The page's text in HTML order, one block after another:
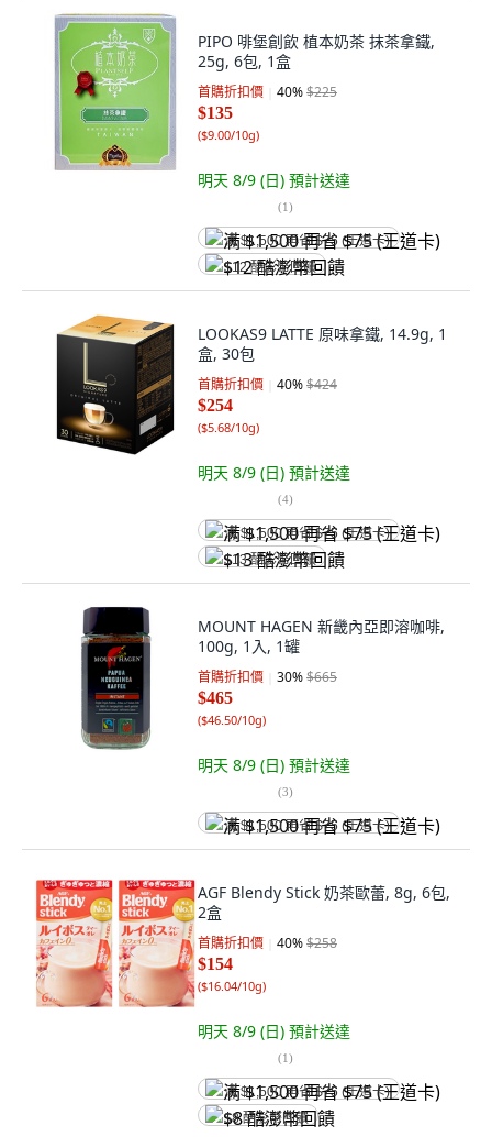
PIPO 啡堡創飲 植本奶茶 抹茶拿鐵,
25g, 6包, 1盒
首購折扣價 40%$225
$135
($9.00/10g)
明天 8/9 (日) 預計送達
(1)
满 $1,500 再省 $75 (王道卡)
$12 酷澎幣回饋
LOOKAS9 LATTE 原味拿鐵, 14.9g, 1
盒, 30包
首購折扣價 40%$424
$254
($5.68/10g)
明天 8/9 (日) 預計送達
(4)
满 $1,500 再省 $75 (王道卡)
$13 酷澎幣回饋
MOUNT HAGEN 新畿內亞即溶咖啡,
100g, 1入, 1罐
首購折扣價 30%$665
$465
($46.50/10g)
明天 8/9 (日) 預計送達
(3)
满 $1,500 再省 $75 (王道卡)
AGF Blendy Stick 奶茶歐蕾, 8g, 6包,
2盒
首購折扣價 40%$258
$154
($16.04/10g)
明天 8/9 (日) 預計送達
(1)
满 $1,500 再省 $75 (王道卡)
$8 酷澎幣回饋